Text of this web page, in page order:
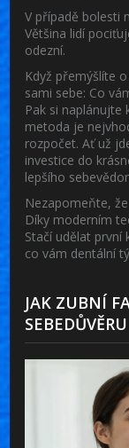
V případě bolesti
Většina lidí
odezní.
Když přemýšlíte
sami sebe: Co
Pak si naplánujte
metoda je
rozpočet. Ať už
investice do
lepšího
Nezapomeňte,
Díky moderním
Stačí udělat
co vám dentální
JAK ZUBNÍ
SEBEDŮVĚRU